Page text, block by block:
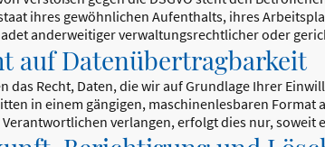
ihres gewöhnlichen Aufenthalts, ihres
anderweitiger verwaltungsrechtlicher oder
auf Daten­übertrag­barkeit
das Recht, Daten, die wir auf Grundlage Ihrer
in einem gängigen, maschinenlesbaren Format
verlangen, erfolgt dies nur, soweit